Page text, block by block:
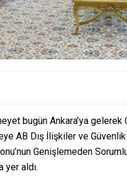
bugün Ankara’ya
AB Dış İlişkiler ve
Genişlemeden
yer aldı.